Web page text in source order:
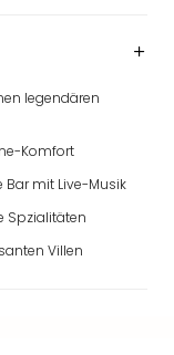
legendären
Komfort
Bar mit Live-Musik
Spzialitäten
Villen